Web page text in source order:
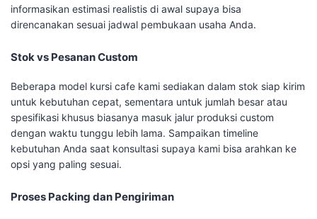
informasikan estimasi realistis di awal supaya bisa
direncanakan sesuai jadwal pembukaan usaha Anda.
Stok vs Pesanan Custom
Beberapa model kursi cafe kami sediakan dalam stok siap kirim
untuk kebutuhan cepat, sementara untuk jumlah besar atau
spesifikasi khusus biasanya masuk jalur produksi custom
dengan waktu tunggu lebih lama. Sampaikan timeline
kebutuhan Anda saat konsultasi supaya kami bisa arahkan ke
opsi yang paling sesuai.
Proses Packing dan Pengiriman